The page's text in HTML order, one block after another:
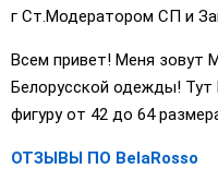
г Ст.Модератором СП и
Всем привет! Меня зовут
Белорусской одежды!
фигуру от 42 до 64
ОТЗЫВЫ ПО BelaRosso